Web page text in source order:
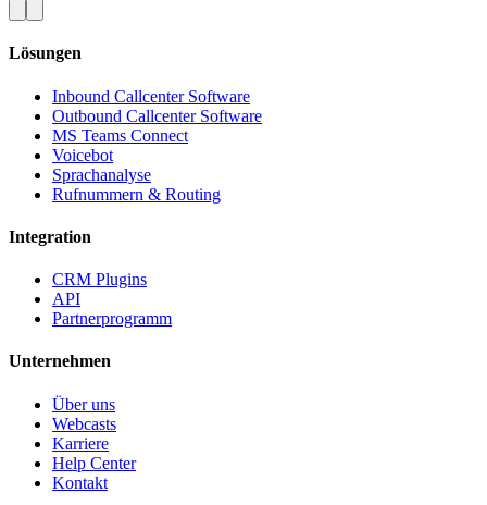
Lösungen
Inbound Callcenter Software
Outbound Callcenter Software
MS Teams Connect
Voicebot
Sprachanalyse
Rufnummern & Routing
Integration
CRM Plugins
API
Partnerprogramm
Unternehmen
Über uns
Webcasts
Karriere
Help Center
Kontakt